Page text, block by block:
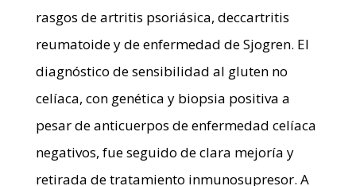
rasgos de artritis psoriásica, deccartritis
reumatoide y de enfermedad de Sjogren. El
diagnóstico de sensibilidad al gluten no
celíaca, con genética y biopsia positiva a
pesar de anticuerpos de enfermedad celíaca
negativos, fue seguido de clara mejoría y
retirada de tratamiento inmunosupresor. A